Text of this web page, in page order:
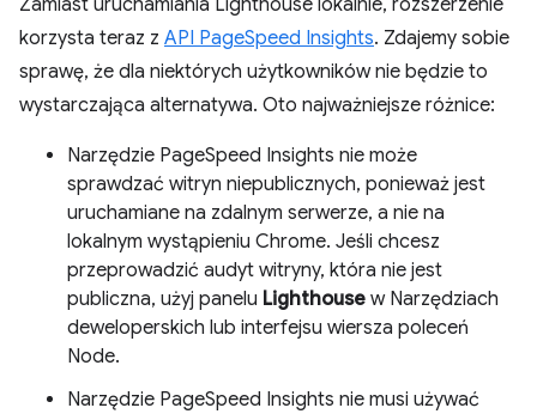
korzysta teraz z API PageSpeed Insights. Zdajemy sobie
sprawę, że dla niektórych użytkowników nie będzie to
wystarczająca alternatywa. Oto najważniejsze różnice:
Narzędzie PageSpeed Insights nie może
sprawdzać witryn niepublicznych, ponieważ jest
uruchamiane na zdalnym serwerze, a nie na
lokalnym wystąpieniu Chrome. Jeśli chcesz
przeprowadzić audyt witryny, która nie jest
publiczna, użyj panelu Lighthouse w Narzędziach
deweloperskich lub interfejsu wiersza poleceń
Node.
Narzędzie PageSpeed Insights nie musi używać